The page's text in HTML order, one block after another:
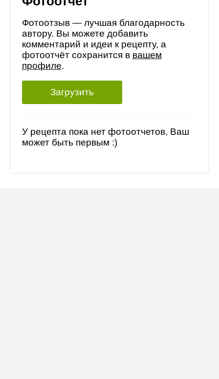
Фотоотзыв — лучшая благодарность
автору. Вы можете добавить
комментарий и идеи к рецепту, а
фотоотчёт сохранится в вашем
профиле.
Загрузить
У рецепта пока нет фотоотчетов, Ваш
может быть первым :)